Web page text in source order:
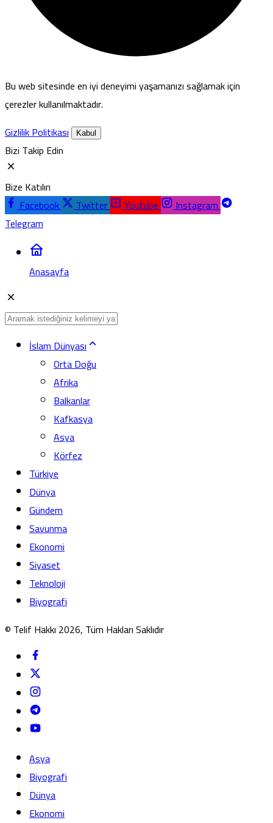
Bu web sitesinde en iyi deneyimi yaşamanızı sağlamak için
çerezler kullanılmaktadır.
Gizlilik Politikası
Kabul
Bizi Takip Edin
Bize Katılın
Facebook
Twitter Youtube
Instagram
Telegram
Anasayfa
İslam Dünyası
Orta Doğu
Afrika
Balkanlar
Kafkasya
Asya
Körfez
Türkiye
Dünya
Gündem
Savunma
Ekonomi
Siyaset
Teknoloji
Biyografi
© Telif Hakkı 2026, Tüm Hakları Saklıdır
Asya
Biyografi
Dünya
Ekonomi